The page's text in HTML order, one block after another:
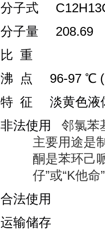
分子式
C12H13
分子量
208.69
比 重
沸 点 96-97 ℃
特 征
淡黄色液
非法使用
邻氯苯
主要用途是
酮是苯环己
仔”或“K他命”
合法使用
运输储存